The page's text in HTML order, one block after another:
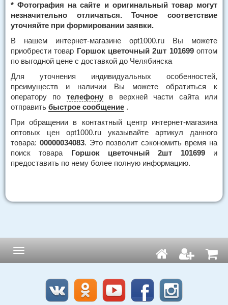
* Фотография на сайте и оригинальный товар могут
незначительно отличаться. Точное соответствие
уточняйте при формировании заявки.
В нашем интернет-магазине opt1000.ru Вы можете
приобрести товар Горшок цветочный 2шт 101699оптом
по выгодной цене с доставкой до Челябинска
Для уточнения индивидуальных особенностей,
преимуществ и наличии Вы можете обратиться к
оператору по телефонув верхней части сайта или
отправить быстрое сообщение .
При обращении в контактный центр интернет-магазина
оптовых цен opt1000.ru указывайте артикул данного
товара: 00000034083. Это позволит сэкономить время на
поиск товара Горшок цветочный 2шт 101699и
предоставить по нему более полную информацию.
Навигация